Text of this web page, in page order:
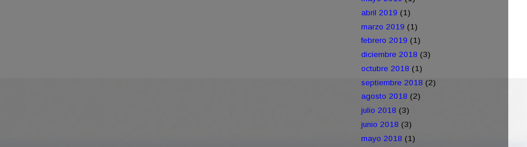
abril 2019 (1)
marzo 2019 (1)
febrero 2019 (1)
diciembre 2018 (3)
octubre 2018 (1)
septiembre 2018 (2)
agosto 2018 (2)
julio 2018 (3)
junio 2018 (3)
mayo 2018 (1)